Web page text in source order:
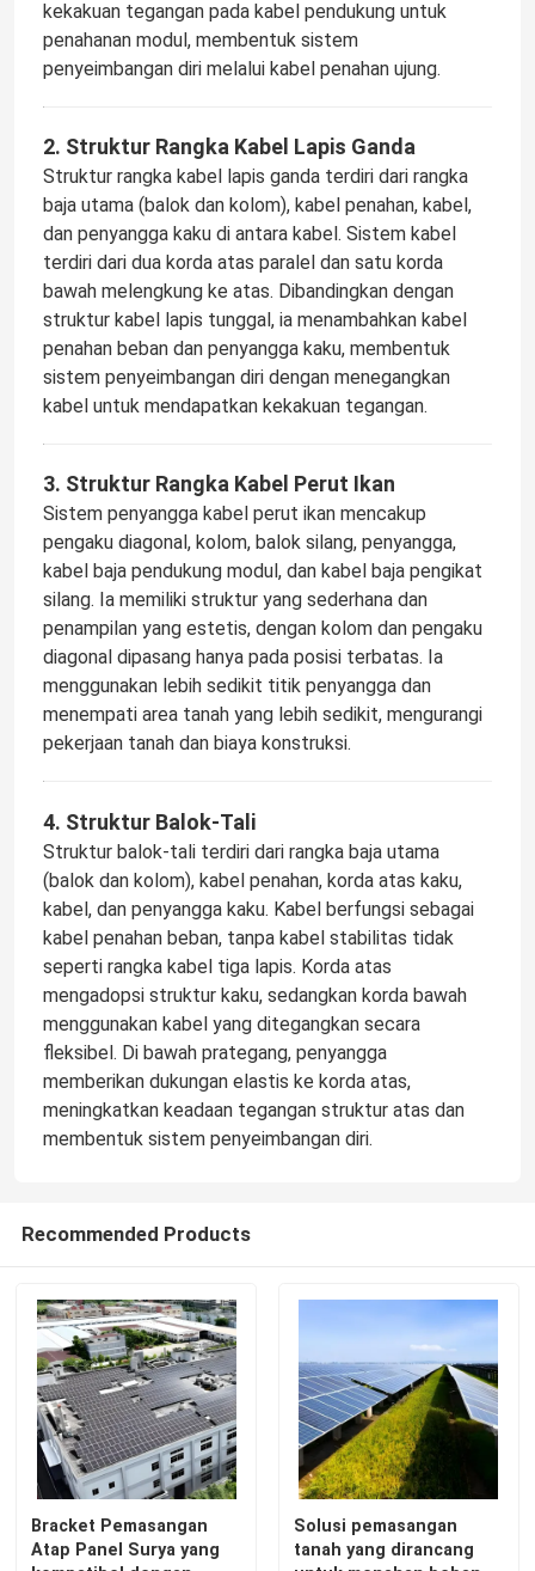
Rumah
Produk
Video
kekakuan tegangan pada kabel pendukung untuk
penahanan modul, membentuk sistem
penyeimbangan diri melalui kabel penahan ujung.
2. Struktur Rangka Kabel Lapis Ganda
Struktur rangka kabel lapis ganda terdiri dari rangka
baja utama (balok dan kolom), kabel penahan, kabel,
dan penyangga kaku di antara kabel. Sistem kabel
terdiri dari dua korda atas paralel dan satu korda
bawah melengkung ke atas. Dibandingkan dengan
struktur kabel lapis tunggal, ia menambahkan kabel
penahan beban dan penyangga kaku, membentuk
sistem penyeimbangan diri dengan menegangkan
kabel untuk mendapatkan kekakuan tegangan.
3. Struktur Rangka Kabel Perut Ikan
Sistem penyangga kabel perut ikan mencakup
pengaku diagonal, kolom, balok silang, penyangga,
kabel baja pendukung modul, dan kabel baja pengikat
silang. Ia memiliki struktur yang sederhana dan
penampilan yang estetis, dengan kolom dan pengaku
diagonal dipasang hanya pada posisi terbatas. Ia
menggunakan lebih sedikit titik penyangga dan
menempati area tanah yang lebih sedikit, mengurangi
pekerjaan tanah dan biaya konstruksi.
4. Struktur Balok-Tali
Struktur balok-tali terdiri dari rangka baja utama
(balok dan kolom), kabel penahan, korda atas kaku,
kabel, dan penyangga kaku. Kabel berfungsi sebagai
kabel penahan beban, tanpa kabel stabilitas tidak
seperti rangka kabel tiga lapis. Korda atas
mengadopsi struktur kaku, sedangkan korda bawah
menggunakan kabel yang ditegangkan secara
fleksibel. Di bawah prategang, penyangga
memberikan dukungan elastis ke korda atas,
meningkatkan keadaan tegangan struktur atas dan
membentuk sistem penyeimbangan diri.
Recommended Products
Bracket Pemasangan
Atap Panel Surya yang
Solusi pemasangan
tanah yang dirancang